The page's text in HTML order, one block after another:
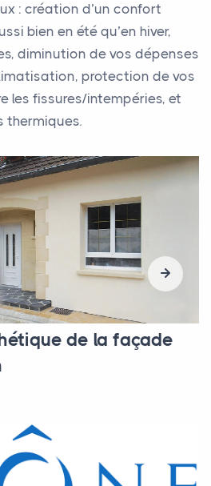
: création d’un confort
bien en été qu’en hiver,
diminution de vos dépenses
protection de vos
les fissures/intempéries, et
thermiques.
de la façade